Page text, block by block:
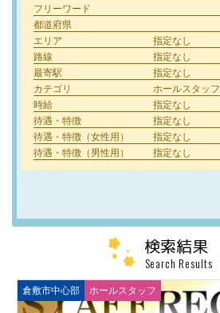
フリーワード
都道府県
エリア
指定なし
路線
指定なし
最寄駅
指定なし
カテゴリ
ホールスタッフ
時給
指定なし
待遇・特徴
指定なし
待遇・特徴（女性用）
指定なし
待遇・特徴（男性用）
指定なし
検索結果
Search Results
倉敷市中心部 ホールスタッフ